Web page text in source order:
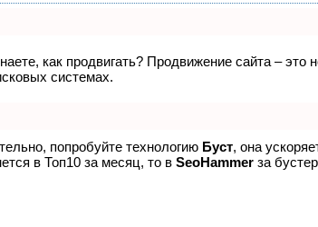
как продвигать? Продвижение сайта –
системах.
попробуйте технологию Буст, она
в Топ10 за месяц, то в SeoHammer за бустер